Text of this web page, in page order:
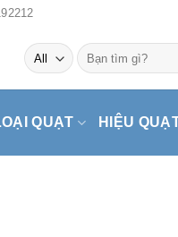
Tìm
kiếm:
QUẠT HIỆU